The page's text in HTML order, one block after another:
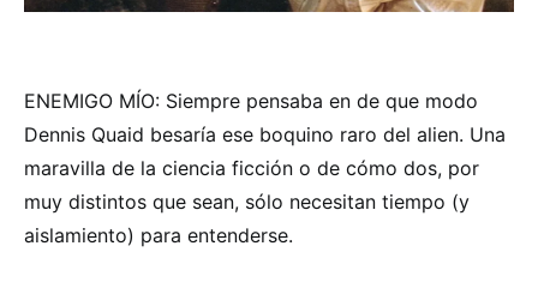
ENEMIGO MÍO: Siempre pensaba en de que modo
Dennis Quaid besaría ese boquino raro del alien. Una
maravilla de la ciencia ficción o de cómo dos, por
muy distintos que sean, sólo necesitan tiempo (y
aislamiento) para entenderse.